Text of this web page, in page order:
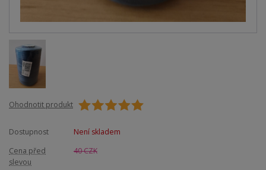
Ohodnotit produkt
Dostupnost
Není skladem
Cena před
slevou
40 CZK